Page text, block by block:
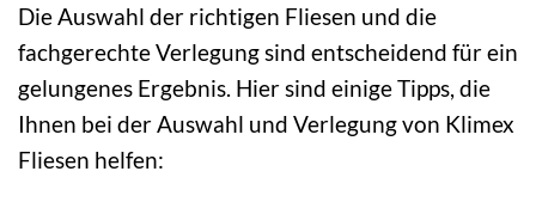
Die Auswahl der richtigen Fliesen und die
fachgerechte Verlegung sind entscheidend für ein
gelungenes Ergebnis. Hier sind einige Tipps, die
Ihnen bei der Auswahl und Verlegung von Klimex
Fliesen helfen: